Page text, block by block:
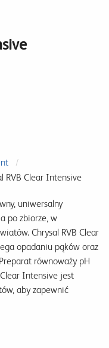
RVB Clear Intensive
uniwersalny
po zbiorze, w
Chrysal RVB Clear
opadaniu pąków oraz
równoważy pH
Intensive jest
aby zapewnić